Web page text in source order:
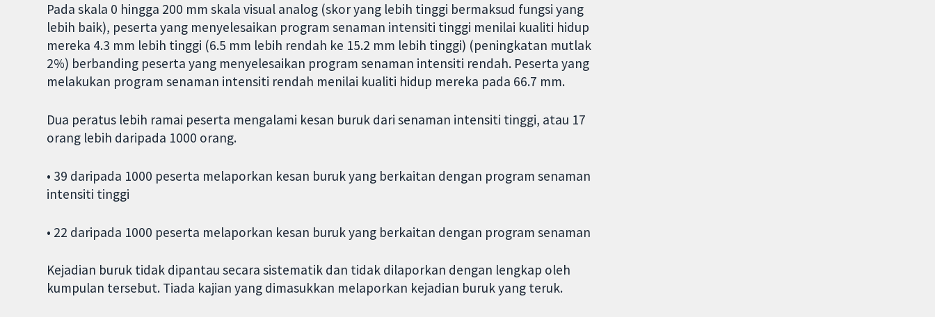
Pada skala 0 hingga 200 mm skala visual analog (skor yang lebih tinggi bermaksud fungsi yang
lebih baik), peserta yang menyelesaikan program senaman intensiti tinggi menilai kualiti hidup
mereka 4.3 mm lebih tinggi (6.5 mm lebih rendah ke 15.2 mm lebih tinggi) (peningkatan mutlak
2%) berbanding peserta yang menyelesaikan program senaman intensiti rendah. Peserta yang
melakukan program senaman intensiti rendah menilai kualiti hidup mereka pada 66.7 mm.
Dua peratus lebih ramai peserta mengalami kesan buruk dari senaman intensiti tinggi, atau 17
orang lebih daripada 1000 orang.
• 39 daripada 1000 peserta melaporkan kesan buruk yang berkaitan dengan program senaman
intensiti tinggi
• 22 daripada 1000 peserta melaporkan kesan buruk yang berkaitan dengan program senaman
Kejadian buruk tidak dipantau secara sistematik dan tidak dilaporkan dengan lengkap oleh
kumpulan tersebut. Tiada kajian yang dimasukkan melaporkan kejadian buruk yang teruk.